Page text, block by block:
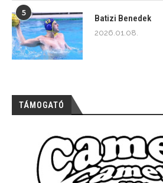
5
Batizi Benedek
2026.01.08.
TÁMOGATÓ